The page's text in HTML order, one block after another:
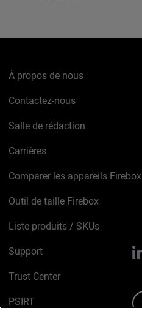
À propos de nous
Contactez-nous
Salle de rédaction
Carrières
Comparer les appareils Firebox
Outil de taille Firebox
Liste produits / SKUs
Support
Trust Center
PSIRT